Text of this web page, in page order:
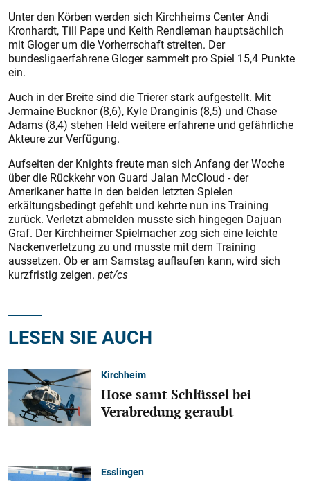
Unter den Körben werden sich Kirchheims Center Andi
Kronhardt, Till Pape und Keith Rendleman hauptsächlich
mit Gloger um die Vorherrschaft streiten. Der
bundesligaerfahrene Gloger sammelt pro Spiel 15,4 Punkte
ein.
Auch in der Breite sind die Trierer stark aufgestellt. Mit
Jermaine Bucknor (8,6), Kyle Dranginis (8,5) und Chase
Adams (8,4) stehen Held weitere erfahrene und gefährliche
Akteure zur Verfügung.
Aufseiten der Knights freute man sich Anfang der Woche
über die Rückkehr von Guard Jalan McCloud - der
Amerikaner hatte in den beiden letzten Spielen
erkältungsbedingt gefehlt und kehrte nun ins Training
zurück. Verletzt abmelden musste sich hingegen Dajuan
Graf. Der Kirchheimer Spielmacher zog sich eine leichte
Nackenverletzung zu und musste mit dem Training
aussetzen. Ob er am Samstag auflaufen kann, wird sich
kurzfristig zeigen. pet/cs
LESEN SIE AUCH
Kirchheim
Hose samt Schlüssel bei
Verabredung geraubt
Esslingen